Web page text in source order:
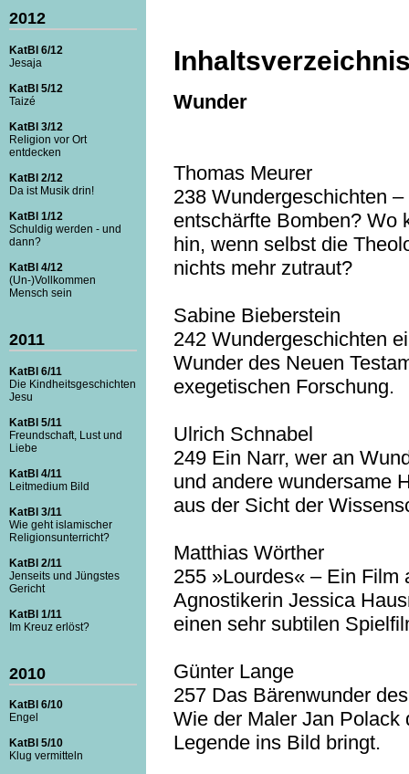
2012
KatBl 6/12
Jesaja
KatBl 5/12
Taizé
KatBl 3/12
Religion vor Ort
entdecken
KatBl 2/12
Da ist Musik drin!
KatBl 1/12
Schuldig werden - und
dann?
KatBl 4/12
(Un-)Vollkommen
Mensch sein
2011
KatBl 6/11
Die Kindheitsgeschichten
Jesu
KatBl 5/11
Freundschaft, Lust und
Liebe
KatBl 4/11
Leitmedium Bild
KatBl 3/11
Wie geht islamischer
Religionsunterricht?
KatBl 2/11
Jenseits und Jüngstes
Gericht
KatBl 1/11
Im Kreuz erlöst?
2010
KatBl 6/10
Engel
KatBl 5/10
Klug vermitteln
Wunder
Thomas Meurer
238 Wundergeschichten
entschärfte Bomben? Wo
hin, wenn selbst die
nichts mehr zutraut?
Sabine Bieberstein
242 Wundergeschichten
Wunder des Neuen
exegetischen Forschung.
Ulrich Schnabel
249 Ein Narr, wer an
und andere wundersame
aus der Sicht der
Matthias Wörther
255 »Lourdes« – Ein Film
Agnostikerin Jessica
einen sehr subtilen
Günter Lange
257 Das Bärenwunder
Wie der Maler Jan Polack
Legende ins Bild bringt.